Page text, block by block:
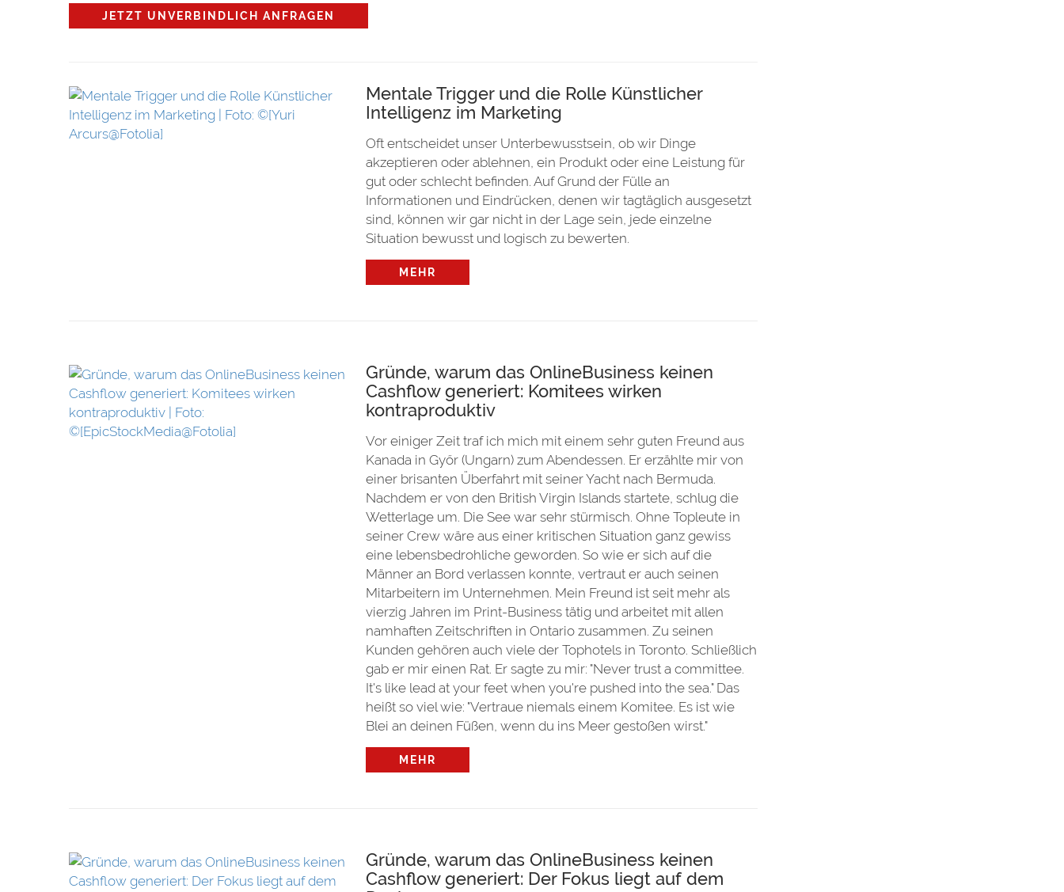
JETZT UNVERBINDLICH ANFRAGEN
Mentale Trigger und die Rolle Künstlicher
Intelligenz im Marketing
Oft entscheidet unser Unterbewusstsein, ob wir Dinge
akzeptieren oder ablehnen, ein Produkt oder eine Leistung für
gut oder schlecht befinden. Auf Grund der Fülle an
Informationen und Eindrücken, denen wir tagtäglich ausgesetzt
sind, können wir gar nicht in der Lage sein, jede einzelne
Situation bewusst und logisch zu bewerten.
MEHR
Gründe, warum das OnlineBusiness keinen
Cashflow generiert: Komitees wirken
kontraproduktiv
Vor einiger Zeit traf ich mich mit einem sehr guten Freund aus
Kanada in Győr (Ungarn) zum Abendessen. Er erzählte mir von
einer brisanten Überfahrt mit seiner Yacht nach Bermuda.
Nachdem er von den British Virgin Islands startete, schlug die
Wetterlage um. Die See war sehr stürmisch. Ohne Topleute in
seiner Crew wäre aus einer kritischen Situation ganz gewiss
eine lebensbedrohliche geworden. So wie er sich auf die
Männer an Bord verlassen konnte, vertraut er auch seinen
Mitarbeitern im Unternehmen. Mein Freund ist seit mehr als
vierzig Jahren im Print-Business tätig und arbeitet mit allen
namhaften Zeitschriften in Ontario zusammen. Zu seinen
Kunden gehören auch viele der Tophotels in Toronto. Schließlich
gab er mir einen Rat. Er sagte zu mir: "Never trust a committee.
It's like lead at your feet when you're pushed into the sea." Das
heißt so viel wie: "Vertraue niemals einem Komitee. Es ist wie
Blei an deinen Füßen, wenn du ins Meer gestoßen wirst."
MEHR
Gründe, warum das OnlineBusiness keinen
Cashflow generiert: Der Fokus liegt auf dem